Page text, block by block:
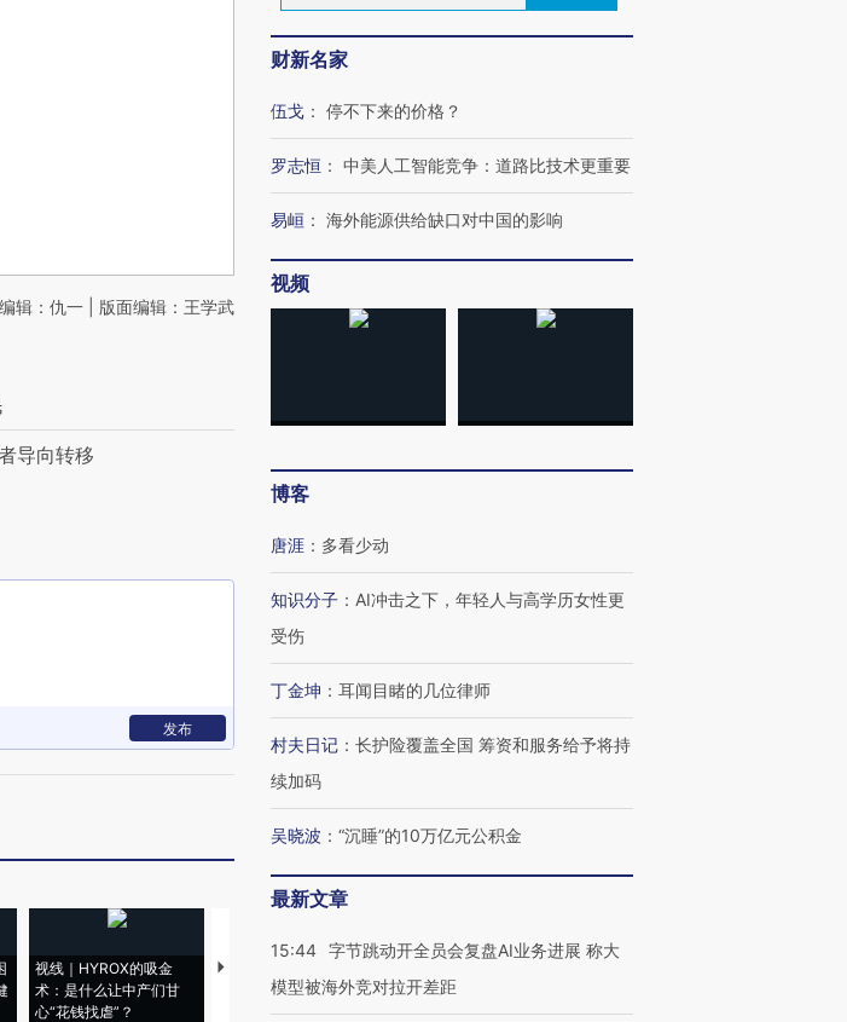
辑：仇一 | 版面编辑：王学武
导向转移
发布
视线｜HYROX的吸金
术：是什么让中产们甘
心“花钱找虐”？
马航飞行员跨国走私7万
粒摇头丸 尿检体内含3种
度Z世代 用街头抗争将教
育部长拱下台
飞地休达
财新名家
伍戈 ： 停不下来的价格？
罗志恒 ： 中美人工智能竞争：道路比技术更重要
易峘 ： 海外能源供给缺口对中国的影响
视频
博客
唐涯 ： 多看少动
知识分子 ： AI冲击之下，年轻人与高学历女性更
受伤
丁金坤 ： 耳闻目睹的几位律师
村夫日记 ： 长护险覆盖全国 筹资和服务给予将持
续加码
吴晓波 ： “沉睡”的10万亿元公积金
最新文章
15:44 字节跳动开全员会复盘AI业务进展 称大
模型被海外竞对拉开差距